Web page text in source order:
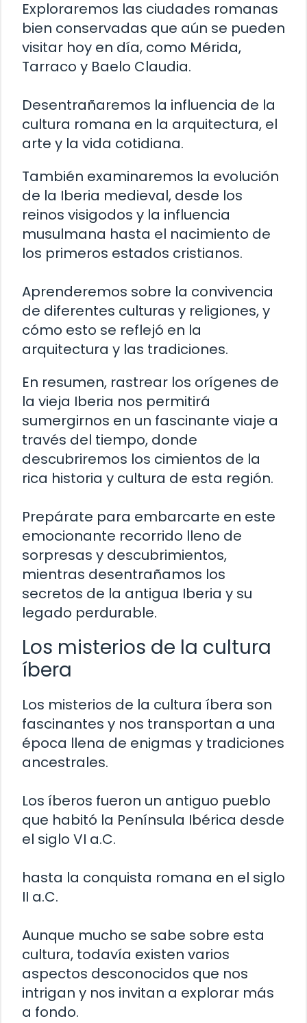
Exploraremos las ciudades romanas
bien conservadas que aún se pueden
visitar hoy en día, como Mérida,
Tarraco y Baelo Claudia.
Desentrañaremos la influencia de la
cultura romana en la arquitectura, el
arte y la vida cotidiana.
También examinaremos la evolución
de la Iberia medieval, desde los
reinos visigodos y la influencia
musulmana hasta el nacimiento de
los primeros estados cristianos.
Aprenderemos sobre la convivencia
de diferentes culturas y religiones, y
cómo esto se reflejó en la
arquitectura y las tradiciones.
En resumen, rastrear los orígenes de
la vieja Iberia nos permitirá
sumergirnos en un fascinante viaje a
través del tiempo, donde
descubriremos los cimientos de la
rica historia y cultura de esta región.
Prepárate para embarcarte en este
emocionante recorrido lleno de
sorpresas y descubrimientos,
mientras desentrañamos los
secretos de la antigua Iberia y su
legado perdurable.
Los misterios de la cultura
íbera
Los misterios de la cultura íbera son
fascinantes y nos transportan a una
época llena de enigmas y tradiciones
ancestrales.
Los íberos fueron un antiguo pueblo
que habitó la Península Ibérica desde
el siglo VI a.C.
hasta la conquista romana en el siglo
II a.C.
Aunque mucho se sabe sobre esta
cultura, todavía existen varios
aspectos desconocidos que nos
intrigan y nos invitan a explorar más
a fondo.